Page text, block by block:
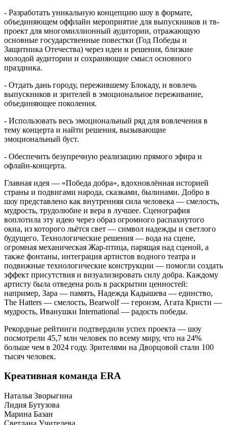
- Разработать уникальную концепцию шоу в формате,
объединяющем оффлайн мероприятие для выпускников и тв-
проект для многомиллионный аудитории, отражающую
основные государственные повестки (Год Победы и
Защитника Отечества) через идеи и решения, близкие
молодой аудитории и сохраняющие смысл основного
праздника.
- Отдать дань городу, пережившему Блокаду, и вовлечь
выпускников и зрителей в эмоциональное переживание,
объединяющее поколения.
- Использовать весь эмоциональный ряд для вовлечения в
тему концерта и найти решения, вызывающие
эмоциональный буст.
- Обеспечить безупречную реализацию прямого эфира и
офлайн-концерта.
Главная идея — «Победа добра», вдохновлённая историей
страны и подвигами народа, сказками, былинами. Добро в
шоу представлено как внутренняя сила человека — смелость,
мудрость, трудолюбие и вера в лучшее. Сценография
воплотила эту идею через образ огромного распахнутого
окна, из которого льётся свет — символ надежды и светлого
будущего. Технологические решения — вода на сцене,
огромная механическая Жар-птица, парящая над сценой, а
также фонтаны, интеграция артистов водного театра и
подвижные технологические конструкции — помогли создать
эффект присутствия и визуализировать силу добра. Каждому
артисту была отведена роль в раскрытии ценностей:
например, Зара — память, Надежда Кадышева — единство,
The Hatters — смелость, Bearwolf — героизм, Агата Кристи —
мудрость, Иванушки International — радость победы.
Рекордные рейтинги подтвердили успех проекта — шоу
посмотрели 45,7 млн человек по всему миру, что на 24%
больше чем в 2024 году. Зрителями на Дворцовой стали 100
тысяч человек.
Креативная команда ERA
Наталья Зворыгина
Лидия Бутузова
Марина Базан